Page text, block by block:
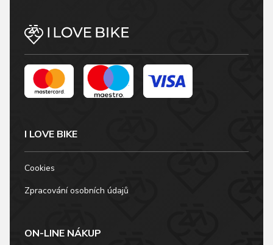
I LOVE BIKE
Cookies
Zpracování osobních údajů
ON-LINE NÁKUP